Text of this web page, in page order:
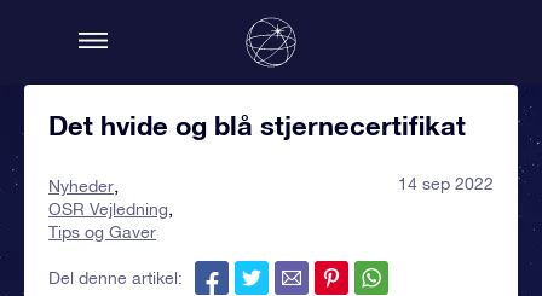
Det hvide og blå stjernecertifikat
Nyheder
OSR Vejledning
Tips og Gaver
14 sep 2022
Del denne artikel: